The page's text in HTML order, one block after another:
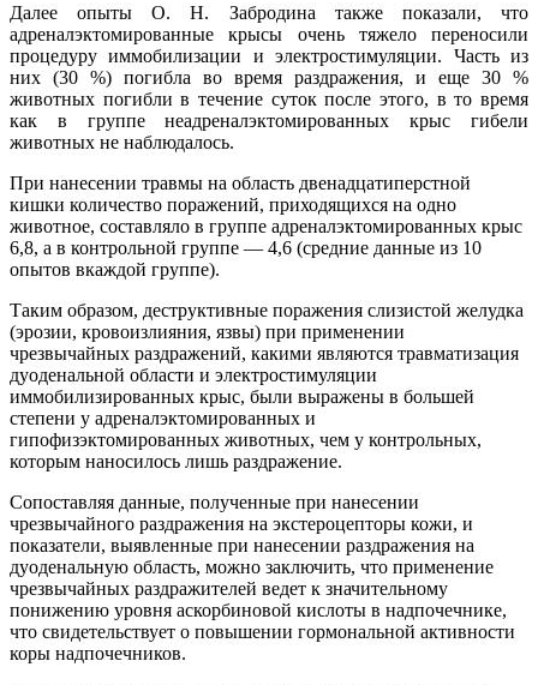
Далее опыты О. Н. Забродина также показали, что
адреналэктомированные крысы очень тяжело переносили
процедуру иммобилизации и электростимуляции. Часть из
них (30 %) погибла во время раздражения, и еще 30 %
животных погибли в течение суток после этого, в то время
как в группе неадреналэктомированных крыс гибели
животных не наблюдалось.
При нанесении травмы на область двенадцатиперстной
кишки количество поражений, приходящихся на одно
животное, составляло в группе адреналэктомированных крыс
6,8, а в контрольной группе — 4,6 (средние данные из 10
опытов вкаждой группе).
Таким образом, деструктивные поражения слизистой желудка
(эрозии, кровоизлияния, язвы) при применении
чрезвычайных раздражений, какими являются травматизация
дуоденальной области и электростимуляции
иммобилизированных крыс, были выражены в большей
степени у адреналэктомированных и
гипофизэктомированных животных, чем у контрольных,
которым наносилось лишь раздражение.
Сопоставляя данные, полученные при нанесении
чрезвычайного раздражения на экстероцепторы кожи, и
показатели, выявленные при нанесении раздражения на
дуоденальную область, можно заключить, что применение
чрезвычайных раздражителей ведет к значительному
понижению уровня аскорбиновой кислоты в надпочечнике,
что свидетельствует о повышении гормональной активности
коры надпочечников.